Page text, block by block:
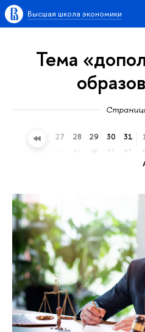
Высшая школа экономики
Тема
26 27 28 29
ср
30
чт
31
пт